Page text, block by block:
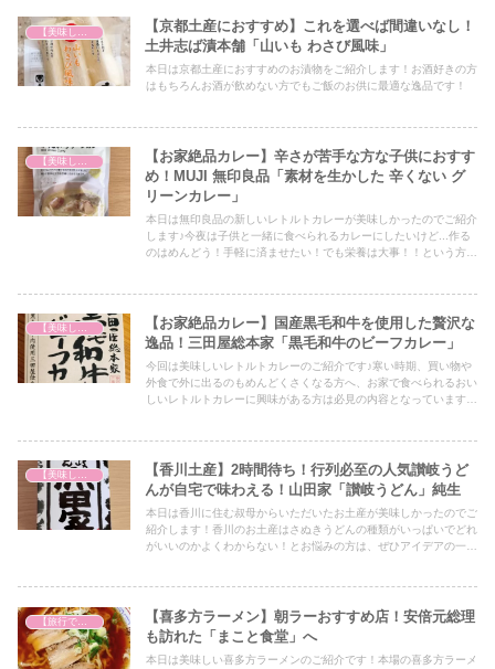
【京都土産におすすめ】これを選べば間違いなし！
土井志ば漬本舗「山いも わさび風味」
本日は京都土産におすすめのお漬物をご紹介します！お酒好きの方
はもちろんお酒が飲めない方でもご飯のお供に最適な逸品です！
【美味しいは正義】
【お家絶品カレー】辛さが苦手な方な子供におすす
め！MUJI 無印良品「素材を生かした 辛くない グ
リーンカレー」
本日は無印良品の新しいレトルトカレーが美味しかったのでご紹介
します♪今夜は子供と一緒に食べられるカレーにしたいけど...作る
のはめんどう！手軽に済ませたい！でも栄養は大事！！という方に
【美味しいは正義】
【お家絶品カレー】国産黒毛和牛を使用した贅沢な
逸品！三田屋総本家「黒毛和牛のビーフカレー」
今回は美味しいレトルトカレーのご紹介です♪寒い時期、買い物や
外食で外に出るのもめんどくさくなる方へ、お家で食べられるおい
しいレトルトカレーに興味がある方は必見の内容となっていますの
【美味しいは正義】
【香川土産】2時間待ち！行列必至の人気讃岐うど
んが自宅で味わえる！山田家「讃岐うどん」純生
本日は香川に住む叔母からいただいたお土産が美味しかったのでご
紹介します！香川のお土産はさぬきうどんの種類がいっぱいでどれ
がいいのかよくわからない！とお悩みの方は、ぜひアイデアの一つ
【旅行で心を癒そう】
【喜多方ラーメン】朝ラーおすすめ店！安倍元総理
も訪れた「まこと食堂」へ
本日は美味しい喜多方ラーメンのご紹介です！本場の喜多方ラーメ